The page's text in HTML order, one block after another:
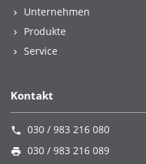
Unternehmen
Produkte
Service
Kontakt
030 / 983 216 080
030 / 983 216 089